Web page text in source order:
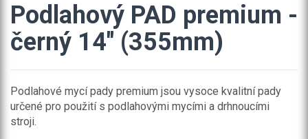
Podlahový PAD premium -
černý 14" (355mm)
Podlahové mycí pady premium jsou vysoce kvalitní pady
určené pro použití s podlahovými mycími a drhnoucími
stroji.